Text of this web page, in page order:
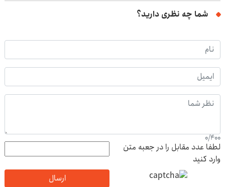
شما چه نظری دارید؟
0/400
لطفا عدد مقابل را در جعبه متن
وارد کنید
ارسال